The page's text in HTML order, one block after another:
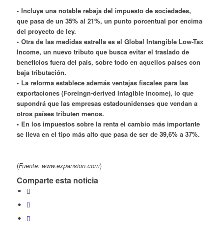
• Incluye una notable rebaja del impuesto de sociedades,
que pasa de un 35% al 21%, un punto porcentual por encima
del proyecto de ley.
• Otra de las medidas estrella es el Global Intangible Low-Tax
Income, un nuevo tributo que busca evitar el traslado de
beneficios fuera del país, sobre todo en aquellos países con
baja tributación.
• La reforma establece además ventajas fiscales para las
exportaciones (Foreingn-derived Intaglble Income), lo que
supondrá que las empresas estadounidenses que vendan a
otros países tributen menos.
• En los impuestos sobre la renta el cambio más importante
se lleva en el tipo más alto que pasa de ser de 39,6% a 37%.
(Fuente: www.expansion.com)
Comparte esta noticia